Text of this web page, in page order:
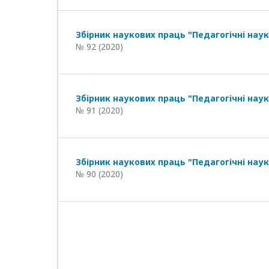
Збірник наукових праць "Педагогічні
№ 92 (2020)
Збірник наукових праць "Педагогічні
№ 91 (2020)
Збірник наукових праць "Педагогічні
№ 90 (2020)